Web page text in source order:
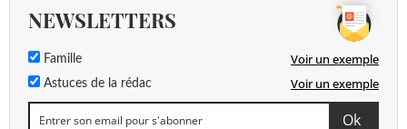
NEWSLETTERS
Famille Voir un exemple
Astuces de la rédac Voir un exemple